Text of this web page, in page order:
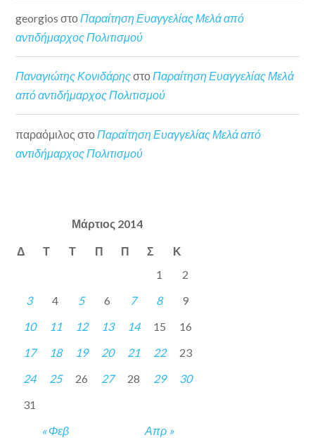
georgios στοΠαραίτηση Ευαγγελίας Μελά από
αντιδήμαρχος Πολιτισμού
Παναγιώτης ΚονιδάρηςστοΠαραίτηση Ευαγγελίας Μελά
από αντιδήμαρχος Πολιτισμού
παραόμιλος στο Παραίτηση Ευαγγελίας Μελά από
αντιδήμαρχος Πολιτισμού
Μάρτιος 2014
Δ Τ Τ Π Π Σ Κ
« Φεβ Απρ »
1
2
3
4 5 6 7 8
9
10
11 12 13 14 15
16
17
18 19 20 21 22
23
24
25 26 27 28 29
30
31